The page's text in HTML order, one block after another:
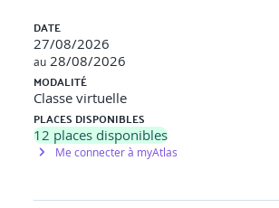
DATE
27/08/2026
au 28/08/2026
MODALITÉ
Classe virtuelle
PLACES DISPONIBLES
12 places disponibles
Me connecter à myAtlas